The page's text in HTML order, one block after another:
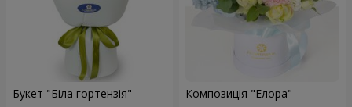
Букет "Біла гортензія" Композиція "Елора"